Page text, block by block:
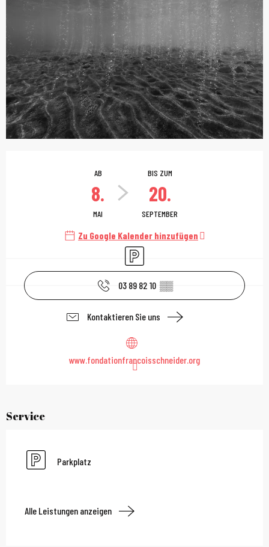
Öffnungszeiten &
AB
8.
MAI
BIS ZUM
20.
SEPTEMBER
Zu Google Kalender hinzufügen
Parkplatz
03 89 82 10 ▒▒
Kontaktieren Sie uns
www.fondationfrancoisschneider.org
Service
Parkplatz
Alle Leistungen anzeigen